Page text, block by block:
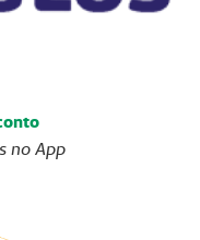
no App